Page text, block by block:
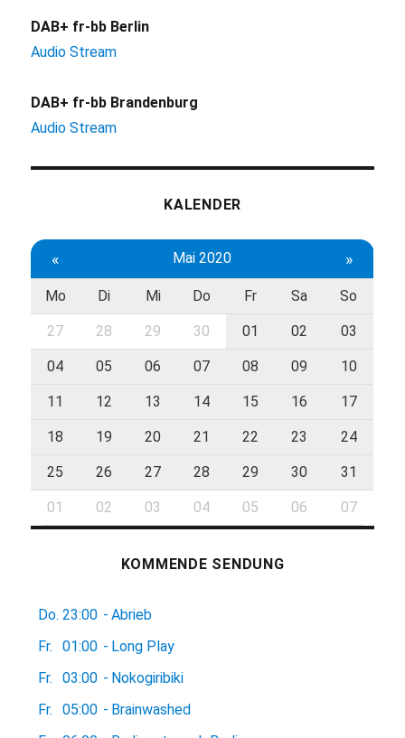
DAB+ fr-bb Berlin
Audio Stream
DAB+ fr-bb Brandenburg
Audio Stream
KALENDER
« Mai 2020 »
Mo Di Mi Do Fr Sa So
27 28 29 30 01 02 03
04 05 06 07 08 09 10
11 12 13 14 15 16 17
18 19 20 21 22 23 24
25 26 27 28 29 30 31
01 02 03 04 05 06 07
KOMMENDE SENDUNG
Do. 23:00 - Abrieb
Fr.
01:00 - Long Play
Fr.
03:00 - Nokogiribiki
Fr.
05:00 - Brainwashed